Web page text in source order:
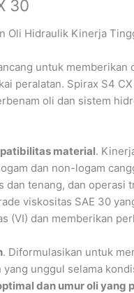
30
Oli Hidraulik Kinerja
untuk memberikan
peralatan. Spirax S4
oli dan sistem
material.
dan non-logam
dan tenang, dan operasi
viskositas SAE 30
(VI) dan memberikan
. Diformulasikan untuk
unggul selama
dan umur oli yang